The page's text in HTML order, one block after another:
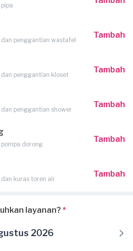
penggantian wastafel
Tambah
dan penggantian kloset
Tambah
penggantian shower
Tambah
dorong
Tambah
kuras toren air
Tambah
layanan? *
2026